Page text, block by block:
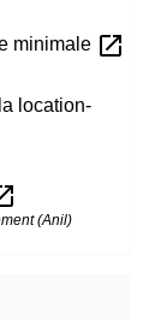
minimale open_in_new
location-
(Anil)